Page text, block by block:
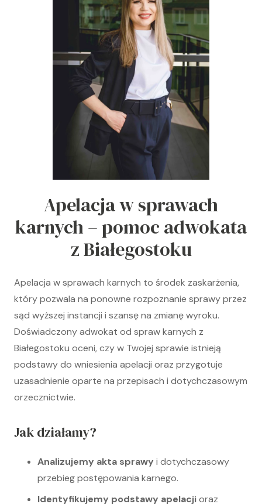
Apelacja w sprawach
karnych – pomoc adwokata
z Białegostoku
Apelacja w sprawach karnych to środek zaskarżenia,
który pozwala na ponowne rozpoznanie sprawy przez
sąd wyższej instancji i szansę na zmianę wyroku.
Doświadczony adwokat od spraw karnych z
Białegostoku oceni, czy w Twojej sprawie istnieją
podstawy do wniesienia apelacji oraz przygotuje
uzasadnienie oparte na przepisach i dotychczasowym
orzecznictwie.
Jak działamy?
Analizujemy akta sprawy i dotychczasowy
przebieg postępowania karnego.
Identyfikujemy podstawy apelacjioraz